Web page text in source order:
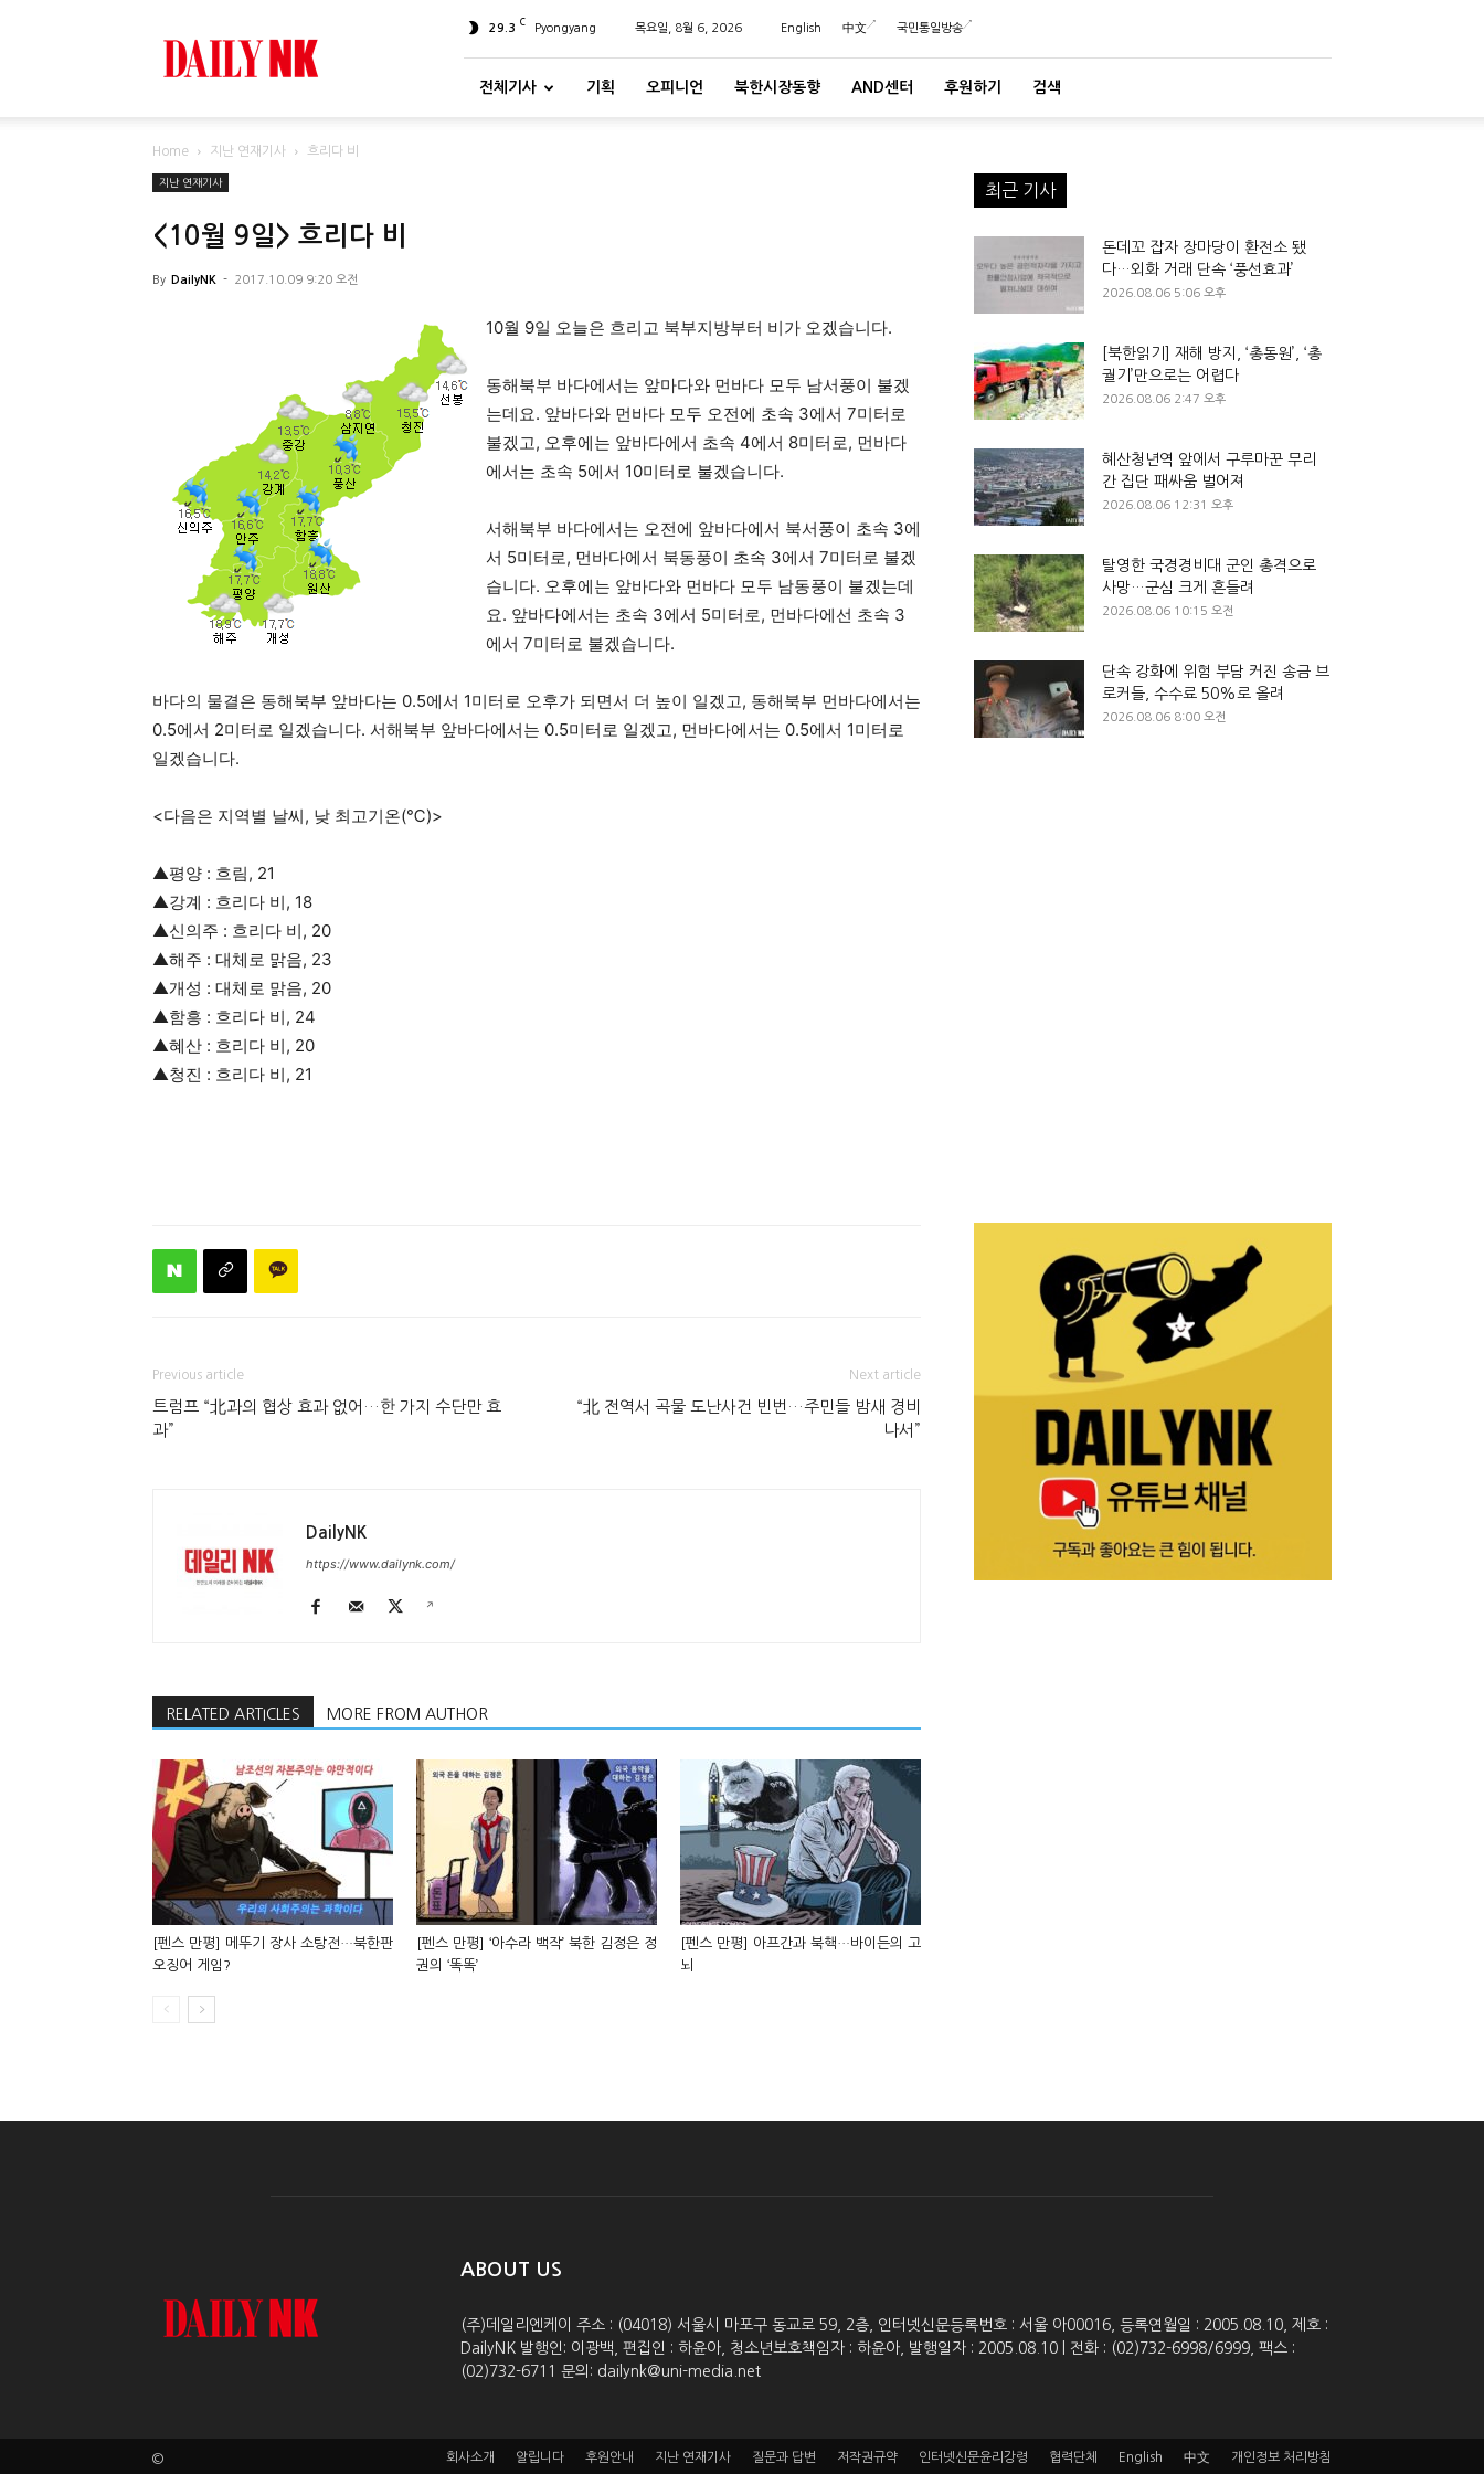
29.3 C Pyongyang 목요일, 8월 6, 2026 English 中文 국민통일방송
전체기사 기획 오피니언 북한시장동향 AND센터 후원하기 검색
Home 지난 연재기사 흐리다 비
지난 연재기사
<10월 9일> 흐리다 비
By DailyNK - 2017.10.09 9:20 오전
10월 9일 오늘은 흐리고 북부지방부터 비가 오겠습니다.
동해북부 바다에서는 앞마다와 먼바다 모두 남서풍이 불겠
는데요. 앞바다와 먼바다 모두 오전에 초속 3에서 7미터로
불겠고, 오후에는 앞바다에서 초속 4에서 8미터로, 먼바다
에서는 초속 5에서 10미터로 불겠습니다.
서해북부 바다에서는 오전에 앞바다에서 북서풍이 초속 3에
서 5미터로, 먼바다에서 북동풍이 초속 3에서 7미터로 불겠
습니다. 오후에는 앞바다와 먼바다 모두 남동풍이 불겠는데
요. 앞바다에서는 초속 3에서 5미터로, 먼바다에선 초속 3
에서 7미터로 불겠습니다.
바다의 물결은 동해북부 앞바다는 0.5에서 1미터로 오후가 되면서 더 높이 일겠고, 동해북부 먼바다에서는
0.5에서 2미터로 일겠습니다. 서해북부 앞바다에서는 0.5미터로 일겠고, 먼바다에서는 0.5에서 1미터로
일겠습니다.
<다음은 지역별 날씨, 낮 최고기온(℃)>
▲평양 : 흐림, 21
▲강계 : 흐리다 비, 18
▲신의주 : 흐리다 비, 20
▲해주 : 대체로 맑음, 23
▲개성 : 대체로 맑음, 20
▲함흥 : 흐리다 비, 24
▲혜산 : 흐리다 비, 20
▲청진 : 흐리다 비, 21
Previous article
트럼프 “北과의 협상 효과 없어…한 가지 수단만 효
과”
Next article
“北 전역서 곡물 도난사건 빈번…주민들 밤새 경비
나서”
DailyNK
https://www.dailynk.com/
RELATED ARTICLES MORE FROM AUTHOR
[펜스 만평] 메뚜기 장사 소탕전…북한판
오징어 게임?
[펜스 만평] ‘아수라 백작’ 북한 김정은 정
권의 ‘똑똑’
[펜스 만평] 아프간과 북핵…바이든의 고
뇌
최근 기사
돈데꼬 잡자 장마당이 환전소 됐
다…외화 거래 단속 ‘풍선효과’
2026.08.06 5:06 오후
[북한읽기] 재해 방지, ‘총동원’, ‘총
궐기’만으로는 어렵다
2026.08.06 2:47 오후
혜산청년역 앞에서 구루마꾼 무리
간 집단 패싸움 벌어져
2026.08.06 12:31 오후
탈영한 국경경비대 군인 총격으로
사망…군심 크게 흔들려
2026.08.06 10:15 오전
단속 강화에 위험 부담 커진 송금 브
로커들, 수수료 50%로 올려
2026.08.06 8:00 오전
ABOUT US
(주)데일리엔케이 주소 : (04018) 서울시 마포구 동교로 59, 2층, 인터넷신문등록번호 : 서울 아00016, 등록연월일 : 2005.08.10, 제호 :
DailyNK 발행인: 이광백, 편집인 : 하윤아, 청소년보호책임자 : 하윤아, 발행일자 : 2005.08.10 | 전화 : (02)732-6998/6999, 팩스 :
(02)732-6711 문의: dailynk@uni-media.net
회사소개 알립니다 후원안내 지난 연재기사 질문과 답변 저작권규약 인터넷신문윤리강령 협력단체 English 中文 개인정보 처리방침
©